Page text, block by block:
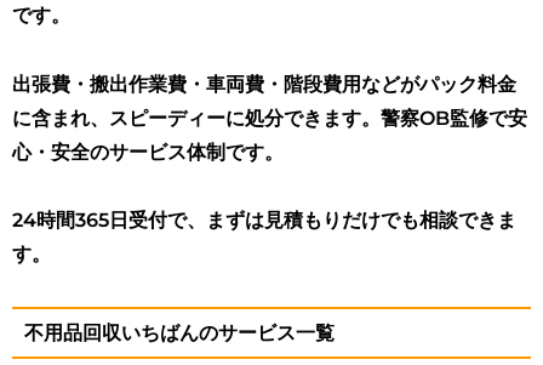
です。
出張費・搬出作業費・車両費・階段費用などがパック料金
に含まれ、スピーディーに処分できます。警察OB監修で安
心・安全のサービス体制です。
24時間365日受付で、まずは見積もりだけでも相談できま
す。
不用品回収いちばんのサービス一覧